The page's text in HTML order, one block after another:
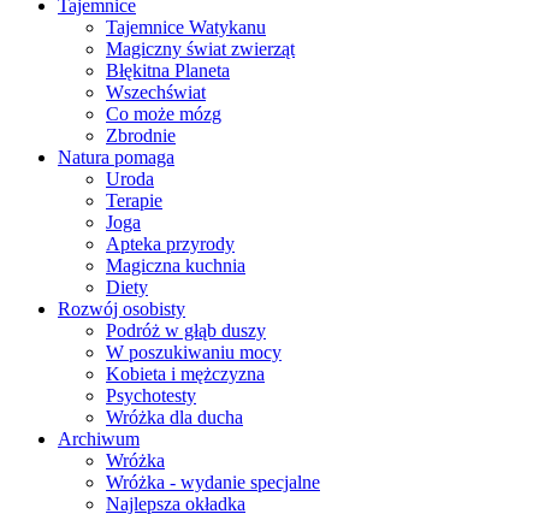
Tajemnice
Tajemnice Watykanu
Magiczny świat zwierząt
Błękitna Planeta
Wszechświat
Co może mózg
Zbrodnie
Natura pomaga
Uroda
Terapie
Joga
Apteka przyrody
Magiczna kuchnia
Diety
Rozwój osobisty
Podróż w głąb duszy
W poszukiwaniu mocy
Kobieta i mężczyzna
Psychotesty
Wróżka dla ducha
Archiwum
Wróżka
Wróżka - wydanie specjalne
Najlepsza okładka